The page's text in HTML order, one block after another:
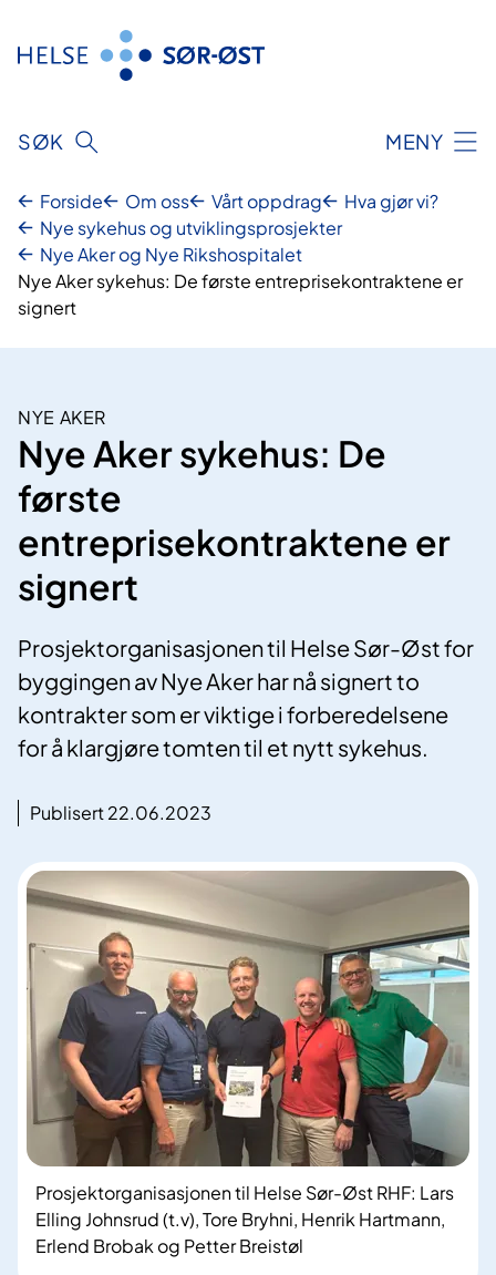
innhold
SØK MENY
Forside Om oss Vårt oppdrag
Hva gjør vi?
Nye sykehus og utviklingsprosjekter
Nye Aker og Nye Rikshospitalet
Nye Aker sykehus: De første entreprisekontraktene er
signert
NYE AKER
Nye Aker sykehus: De
første
entreprisekontraktene er
signert
Prosjektorganisasjonen til Helse Sør-Øst for
byggingen av Nye Aker har nå signert to
kontrakter som er viktige i forberedelsene
for å klargjøre tomten til et nytt sykehus.
Publisert 22.06.2023
Prosjektorganisasjonen til Helse Sør-Øst RHF: Lars
Elling Johnsrud (t.v), Tore Bryhni, Henrik Hartmann,
Erlend Brobak og Petter Breistøl